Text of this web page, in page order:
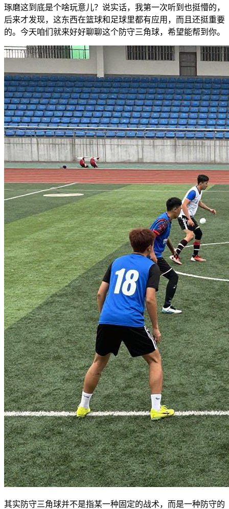
琢磨这到底是个啥玩意儿？说实话，我第一次听到也挺懵的，
后来才发现，这东西在篮球和足球里都有应用，而且还挺重要
的。今天咱们就来好好聊聊这个防守三角球，希望能帮到你。
其实防守三角球并不是指某一种固定的战术，而是一种防守的